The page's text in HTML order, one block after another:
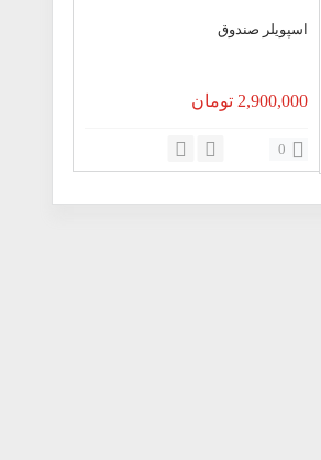
اسپویلر صندوق
2,900,000 تومان
0